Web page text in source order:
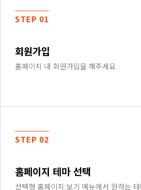
STEP 01
회원가입
홈페이지 내 회원가입을 해주세요
STEP 02
홈페이지 테마 선택
선택형 홈페이지 보기 메뉴에서 원하는